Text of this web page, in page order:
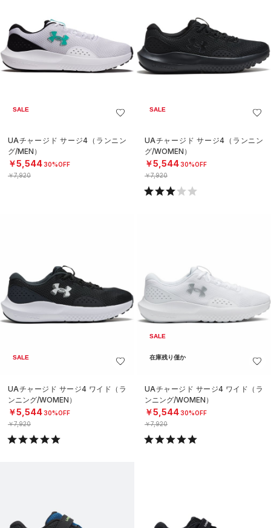
SALE
UAチャージド サージ4（ランニン
グ/MEN）
￥5,54430%OFF
￥7,920
SALE
UAチャージド サージ4（ランニン
グ/WOMEN）
￥5,54430%OFF
￥7,920
SALE
UAチャージド サージ4 ワイド（ラ
ンニング/WOMEN）
￥5,54430%OFF
￥7,920
SALE
在庫残り僅か
UAチャージド サージ4 ワイド（ラ
ンニング/WOMEN）
￥5,54430%OFF
￥7,920